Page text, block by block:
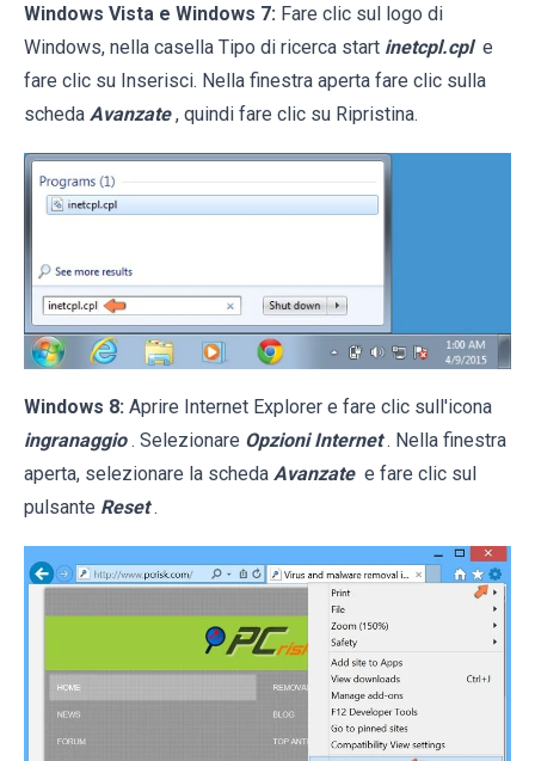
Windows Vista e Windows 7: Fare clic sul logo di
Windows, nella casella Tipo di ricerca start inetcpl.cpl e
fare clic su Inserisci. Nella finestra aperta fare clic sulla
scheda Avanzate , quindi fare clic su Ripristina.
Windows 8: Aprire Internet Explorer e fare clic sull'icona
ingranaggio . Selezionare Opzioni Internet . Nella finestra
aperta, selezionare la scheda Avanzate e fare clic sul
pulsante Reset .